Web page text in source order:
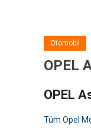
Otomobil
OPEL
OPEL
Tüm Opel